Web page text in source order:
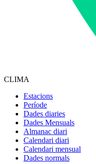
CLIMA
Estacions
Període
Dades diaries
Dades Mensuals
Almanac diari
Calendari diari
Calendari mensual
Dades normals